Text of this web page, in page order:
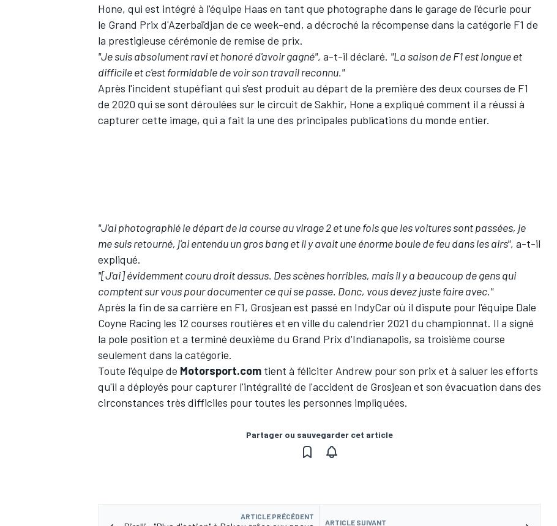
Hone, qui est intégré à l'équipe Haas en tant que photographe dans le garage de l'écurie pour
le Grand Prix d'Azerbaïdjan de ce week-end, a décroché la récompense dans la catégorie F1 de
la prestigieuse cérémonie de remise de prix.
"Je suis absolument ravi et honoré d'avoir gagné", a-t-il déclaré. "La saison de F1 est longue et
difficile et c'est formidable de voir son travail reconnu."
Après l'incident stupéfiant qui s'est produit au départ de la première des deux courses de F1
de 2020 qui se sont déroulées sur le circuit de Sakhir, Hone a expliqué comment il a réussi à
capturer cette image, qui a fait la une des principales publications du monde entier.
"J'ai photographié le départ de la course au virage 2 et une fois que les voitures sont passées, je
me suis retourné, j'ai entendu un gros bang et il y avait une énorme boule de feu dans les airs", a-t-il
expliqué.
"[J'ai] évidemment couru droit dessus. Des scènes horribles, mais il y a beaucoup de gens qui
comptent sur vous pour documenter ce qui se passe. Donc, vous devez juste faire avec."
Après la fin de sa carrière en F1, Grosjean est passé en IndyCar où il dispute pour l'équipe Dale
Coyne Racing les 12 courses routières et en ville du calendrier 2021 du championnat. Il a signé
la pole position et a terminé deuxième du Grand Prix d'Indianapolis, sa troisième course
seulement dans la catégorie.
Toute l'équipe de Motorsport.com tient à féliciter Andrew pour son prix et à saluer les efforts
qu'il a déployés pour capturer l'intégralité de l'accident de Grosjean et son évacuation dans des
circonstances très difficiles pour toutes les personnes impliquées.
Partager ou sauvegarder cet article
ARTICLE PRÉCÉDENT
ARTICLE SUIVANT